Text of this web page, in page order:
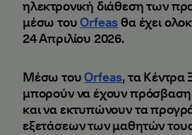
ηλεκτρονική διάθεση των
μέσω τουOrfeasθα έχει
24 Απριλίου 2026.
Μέσω τουOrfeas, τα
μπορούν να έχουν
και να εκτυπώνουν τα
εξετάσεων των μαθητών